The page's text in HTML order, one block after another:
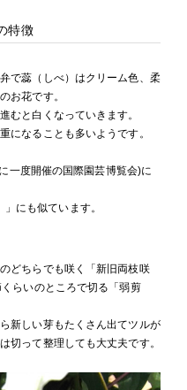
特徴
で蕊（しべ）はクリーム色、柔
お花です。
むと白くなっていきます。
になることも多いようです。
一度開催の国際園芸博覧会)に
」にも似ています。
どちらでも咲く「新旧両枝咲
らいのところで切る「弱剪
新しい芽もたくさん出てツルが
切って整理しても大丈夫です。